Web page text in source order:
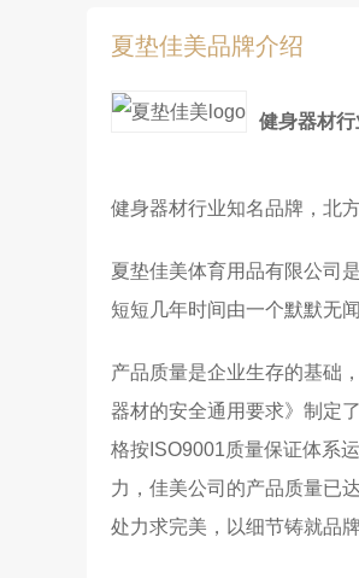
夏垫佳美品牌介绍
健身器材
健身器材行业知名品牌，北
夏垫佳美体育用品有限公司
短短几年时间由一个默默无
产品质量是企业生存的基础
器材的安全通用要求》制定
格按ISO9001质量保证体系
力，佳美公司的产品质量已
处力求完美，以细节铸就品牌